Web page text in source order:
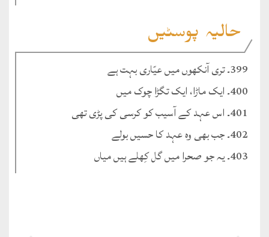
حالیہ پوسٹیں
399۔ تری آنکھوں میں عیّاری بہت ہے
400۔ ایک ماڑا، ایک تگڑا چوک میں
401۔ اس عہد کے آسیب کو کرسی کی پڑی تھی
402۔ جب بھی وہ عہد کا حسیں بولے
403۔ یہ جو صحرا میں گل کِھلے ہیں میاں